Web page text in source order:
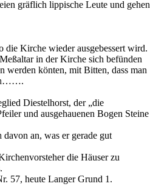
gräflich lippische Leute und gehen
die Kirche wieder ausgebessert wird.
in der Kirche sich befünden
werden könten, mit Bitten, dass man
Diestelhorst, der „die
und ausgehauenen Bogen Steine
an, was er gerade gut
die Häuser zu
57, heute Langer Grund 1.